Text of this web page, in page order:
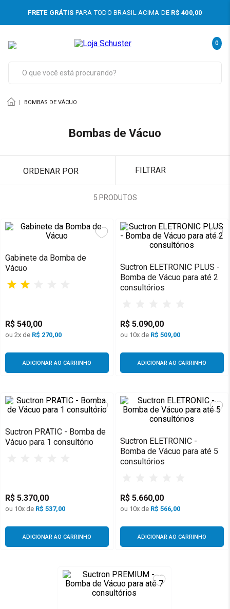
FRETE GRÁTIS PARA TODO BRASIL ACIMA DE R$ 400,00
Odontológicos
e Jatos
Apical e Motor Endodôntico
Cirúrgico
Ultrassônicas
Implante
0
BOMBAS DE VÁCUO
Bombas de Vácuo
ORDENAR POR FILTRAR
5 PRODUTOS
Gabinete da Bomba de
Vácuo
R$ 540,00
ou 2x de R$ 270,00
ADICIONAR AO CARRINHO
Suctron ELETRONIC PLUS -
Bomba de Vácuo para até 2
consultórios
R$ 5.090,00
ou 10x de R$ 509,00
ADICIONAR AO CARRINHO
Suctron PRATIC - Bomba de
Vácuo para 1 consultório
R$ 5.370,00
ou 10x de R$ 537,00
ADICIONAR AO CARRINHO
Suctron ELETRONIC -
Bomba de Vácuo para até 5
consultórios
R$ 5.660,00
ou 10x de R$ 566,00
ADICIONAR AO CARRINHO